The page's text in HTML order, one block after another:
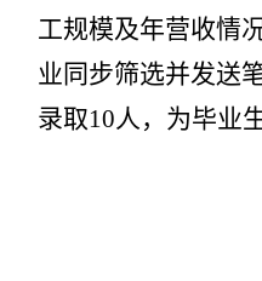
工规模及年营收情
业同步筛选并发送
录取10人，为毕业